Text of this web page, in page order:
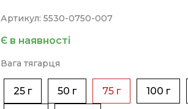
Артикул: 5530-0750-007
Є в наявності
Вага тягарця
25 г 50 г 75 г 100 г